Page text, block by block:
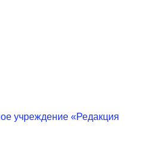
учреждение «Редакция